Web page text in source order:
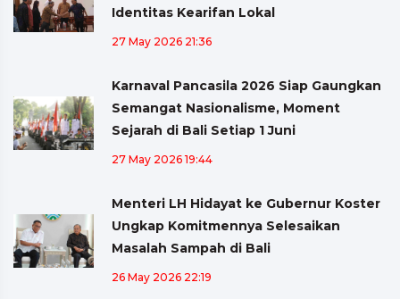
Identitas Kearifan Lokal
27 May 2026 21:36
Karnaval Pancasila 2026 Siap Gaungkan
Semangat Nasionalisme, Moment
Sejarah di Bali Setiap 1 Juni
27 May 2026 19:44
Menteri LH Hidayat ke Gubernur Koster
Ungkap Komitmennya Selesaikan
Masalah Sampah di Bali
26 May 2026 22:19